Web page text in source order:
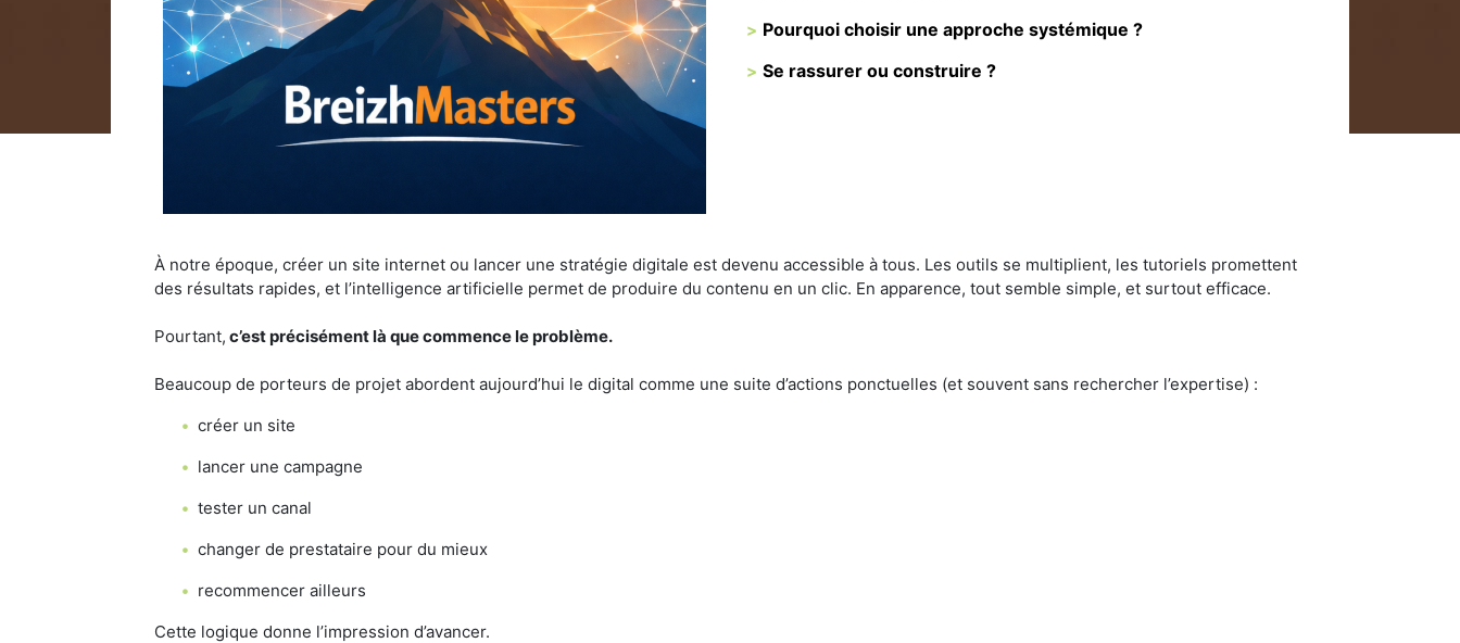
Pourquoi choisir une approche systémique ?
Se rassurer ou construire ?
À notre époque, créer un site internet ou lancer une stratégie digitale est devenu accessible à tous. Les outils se multiplient, les tutoriels promettent
des résultats rapides, et l’intelligence artificielle permet de produire du contenu en un clic. En apparence, tout semble simple, et surtout efficace.
Pourtant, c’est précisément là que commence le problème.
Beaucoup de porteurs de projet abordent aujourd’hui le digital comme une suite d’actions ponctuelles (et souvent sans rechercher l’expertise) :
créer un site
lancer une campagne
tester un canal
changer de prestataire pour du mieux
recommencer ailleurs
Cette logique donne l’impression d’avancer.